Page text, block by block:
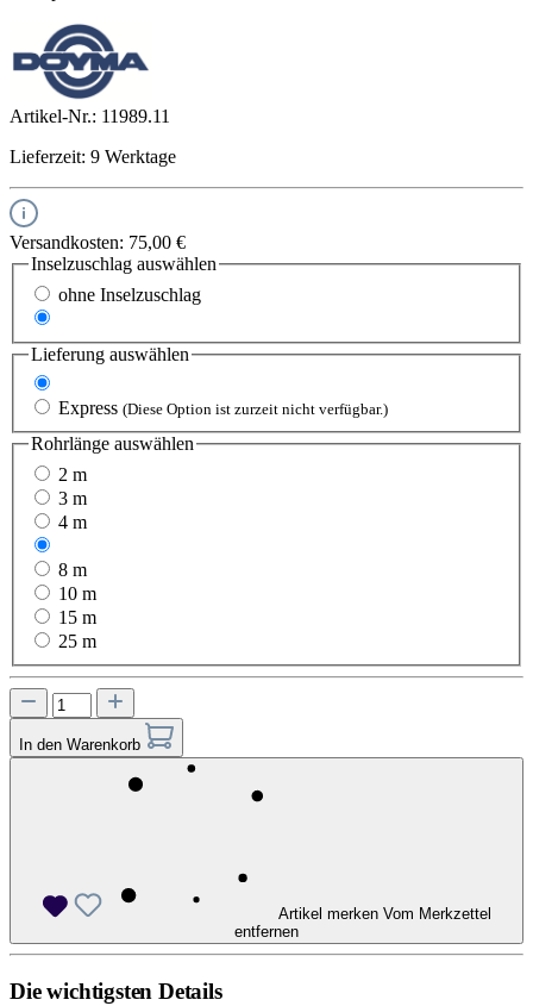
Artikel-Nr.: 11989.11
Lieferzeit: 9 Werktage
Versandkosten: 75,00 €
Inselzuschlag auswählen
ohne Inselzuschlag
Lieferung auswählen
Express (Diese Option ist zurzeit nicht verfügbar.)
Rohrlänge auswählen
2 m
3 m
4 m
8 m
10 m
15 m
25 m
In den Warenkorb
Artikel merken Vom Merkzettel
entfernen
Die wichtigsten Details